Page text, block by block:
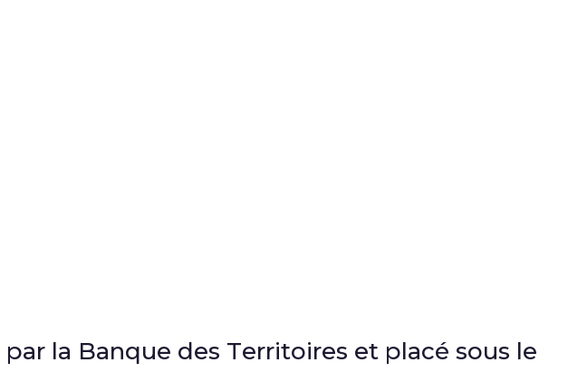
la Banque des Territoires et placé sous le